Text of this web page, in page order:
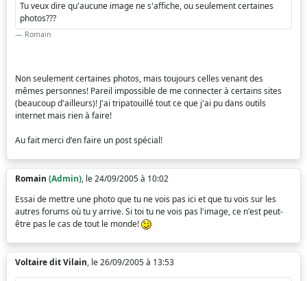
Tu veux dire qu'aucune image ne s'affiche, ou seulement certaines
photos???
Romain
Non seulement certaines photos, mais toujours celles venant des
mêmes personnes! Pareil impossible de me connecter à certains sites
(beaucoup d'ailleurs)! J'ai tripatouillé tout ce que j'ai pu dans outils
internet mais rien à faire!
Au fait merci d'en faire un post spécial!
Romain (Admin), le 24/09/2005 à 10:02
Essai de mettre une photo que tu ne vois pas ici et que tu vois sur les
autres forums où tu y arrive. Si toi tu ne vois pas l'image, ce n'est peut-
être pas le cas de tout le monde!
Voltaire dit Vilain, le 26/09/2005 à 13:53